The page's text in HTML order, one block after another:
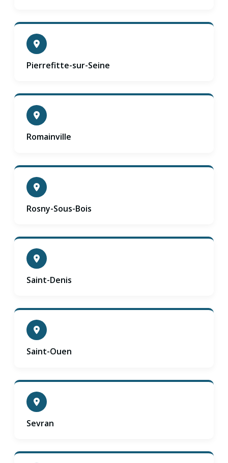
Pierrefitte-sur-Seine
Romainville
Rosny-Sous-Bois
Saint-Denis
Saint-Ouen
Sevran